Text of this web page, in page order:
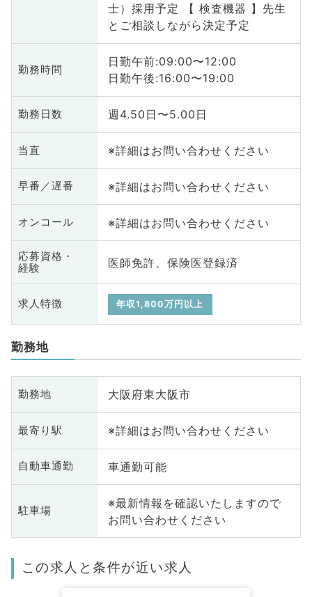
士）採用予定 【 検査機器 】先生
とご相談しながら決定予定
勤務時間
日勤午前:09:00〜12:00
日勤午後:16:00〜19:00
勤務日数 週4.50日〜5.00日
当直 ※詳細はお問い合わせください
早番／遅番 ※詳細はお問い合わせください
オンコール ※詳細はお問い合わせください
応募資格・
経験
医師免許、保険医登録済
求人特徴 年収1,800万円以上
勤務地
勤務地 大阪府東大阪市
最寄り駅 ※詳細はお問い合わせください
自動車通勤 車通勤可能
駐車場
※最新情報を確認いたしますので
お問い合わせください
この求人と条件が近い求人